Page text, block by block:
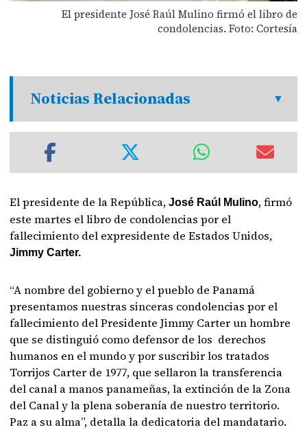
El presidente José Raúl Mulino firmó el libro de
condolencias. Foto: Cortesía
Noticias Relacionadas
El presidente de la República,José Raúl Mulino, firmó
este martes el libro de condolencias por el
fallecimiento del expresidente de Estados Unidos,
Jimmy Carter.
“A nombre del gobierno y el pueblo de Panamá
presentamos nuestras sinceras condolencias por el
fallecimiento del Presidente Jimmy Carter un hombre
que se distinguió como defensor de los derechos
humanos en el mundo y por suscribir los tratados
Torrijos Carter de 1977, que sellaron la transferencia
del canal a manos panameñas, la extinción de la Zona
del Canal y la plena soberanía de nuestro territorio.
Paz a su alma”, detalla la dedicatoria del mandatario.